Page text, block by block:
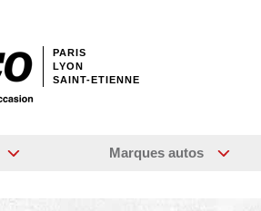
PARIS
LYON
SAINT-ETIENNE
Marques autos